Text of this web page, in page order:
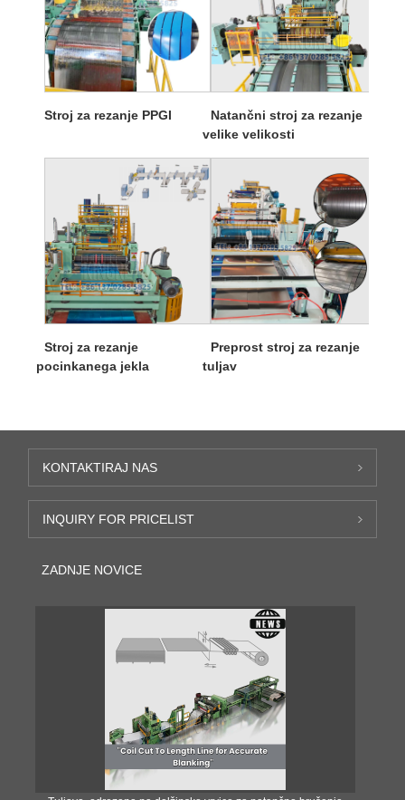
Stroj za rezanje PPGI
Natančni stroj za rezanje
velike velikosti
Stroj za rezanje
pocinkanega jekla
Preprost stroj za rezanje
tuljav
KONTAKTIRAJ NAS
INQUIRY FOR PRICELIST
ZADNJE NOVICE